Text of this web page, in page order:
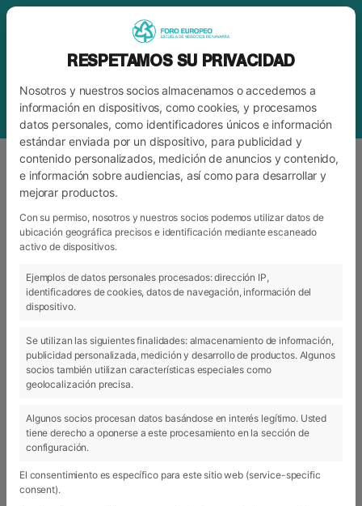
BLOGFORO
ARCHIVO CATEGORÍAS
RESPETAMOS SU PRIVACIDAD
Nosotros y nuestros socios almacenamos o accedemos a
información en dispositivos, como cookies, y procesamos
datos personales, como identificadores únicos e información
estándar enviada por un dispositivo, para publicidad y
contenido personalizados, medición de anuncios y contenido,
e información sobre audiencias, así como para desarrollar y
mejorar productos.
Con su permiso, nosotros y nuestros socios podemos utilizar datos de
ubicación geográfica precisos e identificación mediante escaneado
activo de dispositivos.
Ejemplos de datos personales procesados: dirección IP,
identificadores de cookies, datos de navegación, información del
dispositivo.
Se utilizan las siguientes finalidades: almacenamiento de información,
publicidad personalizada, medición y desarrollo de productos. Algunos
socios también utilizan características especiales como
geolocalización precisa.
Algunos socios procesan datos basándose en interés legítimo. Usted
tiene derecho a oponerse a este procesamiento en la sección de
configuración.
El consentimiento es específico para este sitio web (service-specific
consent).